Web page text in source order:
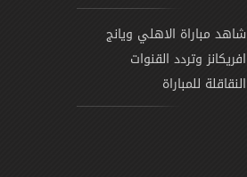
شاهد مباراة الاهلي ويانج
افريكانز وتردد القنوات
النقاقلة للمباراة